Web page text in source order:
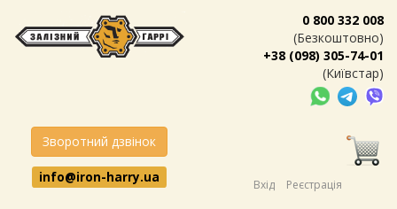
0 800 332 008
(Безкоштовно)
+38 (098) 305-74-01
(Київстар)
Зворотний дзвінок
info@iron-harry.ua
Вхід Реєстрація